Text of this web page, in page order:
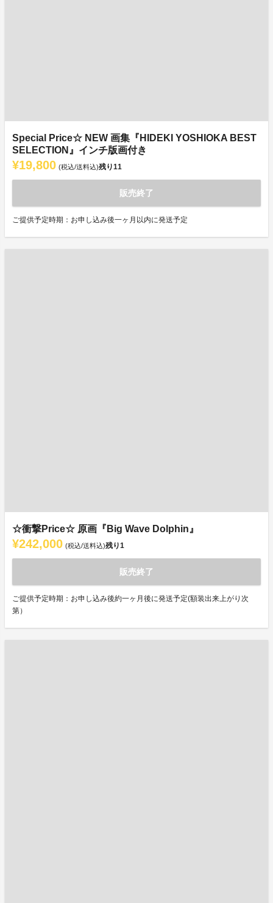
Special Price☆ NEW 画集『HIDEKI YOSHIOKA BEST
SELECTION』インチ版画付き
¥19,800 (税込/送料込)残り11
販売終了
ご提供予定時期：お申し込み後一ヶ月以内に発送予定
☆衝撃Price☆ 原画『Big Wave Dolphin』
¥242,000 (税込/送料込)残り1
販売終了
ご提供予定時期：お申し込み後約一ヶ月後に発送予定(額装出来上がり次
第）